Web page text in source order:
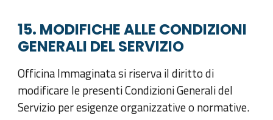
15. MODIFICHE ALLE CONDIZIONI
GENERALI DEL SERVIZIO
Officina Immaginata si riserva il diritto di
modificare le presenti Condizioni Generali del
Servizio per esigenze organizzative o normative.